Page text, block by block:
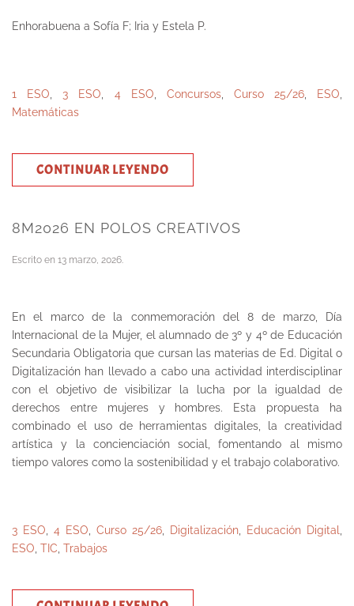
Enhorabuena a Sofía F; Iria y Estela P.
1 ESO 3 ESO 4 ESO Concursos, Curso 25/26 ESO
Matemáticas
CONTINUAR LEYENDO
8M2026 EN POLOS CREATIVOS
Escrito en 13 marzo, 2026
En el marco de la conmemoración del 8 de marzo, Día
Internacional de la Mujer, el alumnado de 3º y 4º de Educación
Secundaria Obligatoria que cursan las materias de Ed. Digital o
Digitalización han llevado a cabo una actividad interdisciplinar
con el objetivo de visibilizar la lucha por la igualdad de
derechos entre mujeres y hombres. Esta propuesta ha
combinado el uso de herramientas digitales, la creatividad
artística y la concienciación social, fomentando al mismo
tiempo valores como la sostenibilidad y el trabajo colaborativo.
3 ESO 4 ESO Curso 25/26 Digitalización Educación Digital
ESO TIC Trabajos